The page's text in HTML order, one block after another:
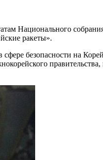
Национального
ракеты».
безопасности на
правительства,